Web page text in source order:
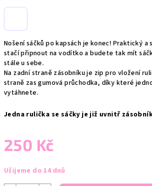
Nošení sáčků po kapsách je konec! Praktický a
stačí připnout na vodítko a budete tak mít
stále u sebe.
Na zadní straně zásobníku je zip pro vložení
straně zas gumová průchodka, díky které
vytáhnete.
Jedna rulička se sáčky je již uvnitř
250 Kč
cena:
Ušijeme do 14 dnů